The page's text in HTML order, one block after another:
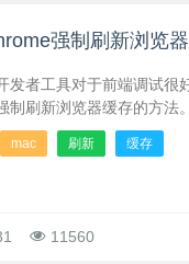
强制刷新浏览
发者工具对于前端调试很
制刷新浏览器缓存的方法。
mac 刷新 缓存
11560